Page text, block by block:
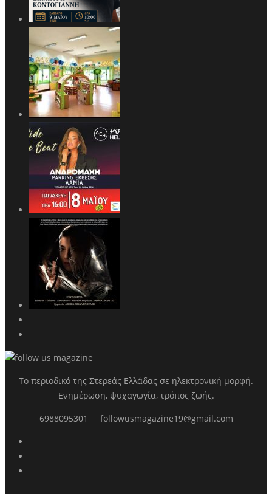
Το περιοδικό της Στερεάς Ελλάδας σε ηλεκτρονική μορφή.
Ενημέρωση, ψυχαγωγία, τρόπος ζωής.
6988095301 followusmagazine19@gmail.com